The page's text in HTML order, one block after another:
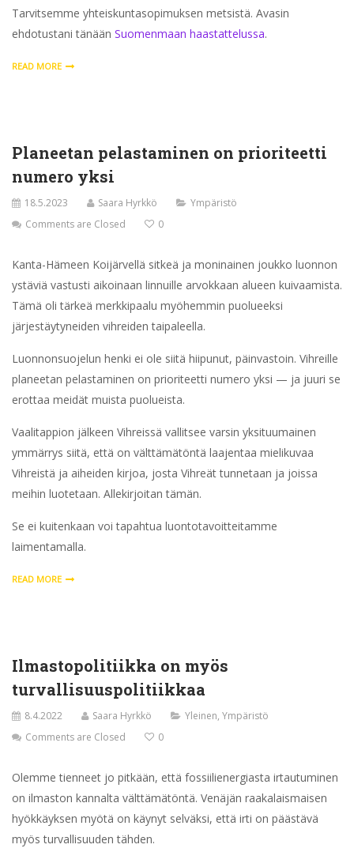
Tarvitsemme yhteiskuntasopimuksen metsistä. Avasin
ehdotustani tänään Suomenmaan haastattelussa.
READ MORE
Planeetan pelastaminen on prioriteetti
numero yksi
18.5.2023 Saara Hyrkkö
Ympäristö
Comments are Closed
0
Kanta-Hämeen Koijärvellä sitkeä ja moninainen joukko luonnon
ystäviä vastusti aikoinaan linnuille arvokkaan alueen kuivaamista.
Tämä oli tärkeä merkkipaalu myöhemmin puolueeksi
järjestäytyneiden vihreiden taipaleella.
Luonnonsuojelun henki ei ole siitä hiipunut, päinvastoin. Vihreille
planeetan pelastaminen on prioriteetti numero yksi — ja juuri se
erottaa meidät muista puolueista.
Vaalitappion jälkeen Vihreissä vallitsee varsin yksituumainen
ymmärrys siitä, että on välttämätöntä laajentaa mielikuvaa
Vihreistä ja aiheiden kirjoa, josta Vihreät tunnetaan ja joissa
meihin luotetaan. Allekirjoitan tämän.
Se ei kuitenkaan voi tapahtua luontotavoitteitamme
laimentamalla.
READ MORE
Ilmastopolitiikka on myös
turvallisuuspolitiikkaa
8.4.2022 Saara Hyrkkö Yleinen, Ympäristö
Comments are Closed
0
Olemme tienneet jo pitkään, että fossiilienergiasta irtautuminen
on ilmaston kannalta välttämätöntä. Venäjän raakalaismaisen
hyökkäyksen myötä on käynyt selväksi, että irti on päästävä
myös turvallisuuden tähden.